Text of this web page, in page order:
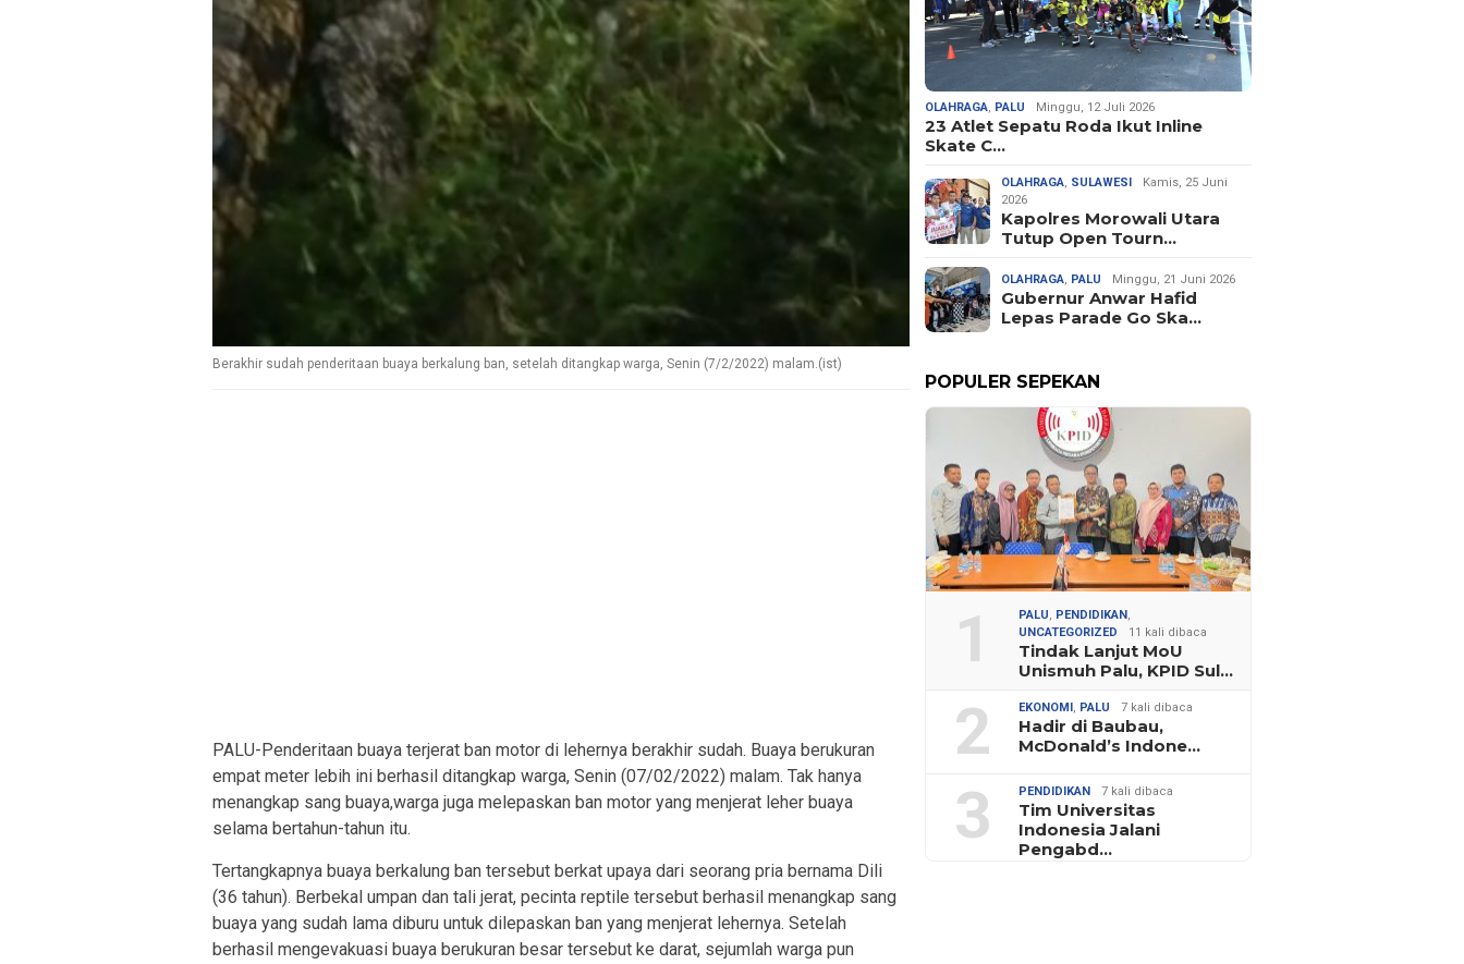
Berakhir sudah penderitaan buaya berkalung ban, setelah ditangkap warga, Senin (7/2/2022) malam.(ist)
PALU-Penderitaan buaya terjerat ban motor di lehernya berakhir sudah. Buaya berukuran
empat meter lebih ini berhasil ditangkap warga, Senin (07/02/2022) malam. Tak hanya
menangkap sang buaya,warga juga melepaskan ban motor yang menjerat leher buaya
selama bertahun-tahun itu.
Tertangkapnya buaya berkalung ban tersebut berkat upaya dari seorang pria bernama Dili
(36 tahun). Berbekal umpan dan tali jerat, pecinta reptile tersebut berhasil menangkap sang
buaya yang sudah lama diburu untuk dilepaskan ban yang menjerat lehernya. Setelah
berhasil mengevakuasi buaya berukuran besar tersebut ke darat, sejumlah warga pun
OLAHRAGA PALU Minggu, 12 Juli 2026
23 Atlet Sepatu Roda Ikut Inline
Skate C…
OLAHRAGA SULAWESI
Kamis, 25 Juni
2026
Kapolres Morowali Utara
Tutup Open Tourn…
OLAHRAGA PALU Minggu, 21 Juni 2026
Gubernur Anwar Hafid
Lepas Parade Go Ska…
POPULER SEPEKAN
1 PALU, PENDIDIKAN ,
UNCATEGORIZED
11 kali dibaca
Tindak Lanjut MoU
Unismuh Palu, KPID Sul…
2 EKONOMI , PALU 7 kali dibaca
Hadir di Baubau,
McDonald’s Indone…
3 PENDIDIKAN 7 kali dibaca
Tim Universitas
Indonesia Jalani
Pengabd…